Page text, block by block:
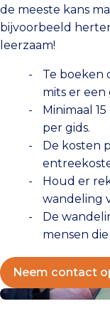
de meeste kans
bijvoorbeeld
leerzaam!
Te boeken
mits er een
Minimaal
per gids.
De kosten
Houd er
wandeling
De
mensen
Neem contact
Bunkerwandeling